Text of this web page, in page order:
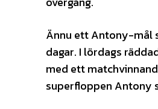
Ännu ett Antony-mål
dagar. I lördags
med ett
superfloppen Antony